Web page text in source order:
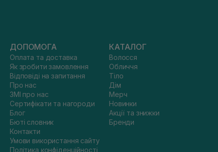
ДОПОМОГА
Оплата та доставка
Як зробити замовлення
Відповіді на запитання
Про нас
ЗМІ про нас
Сертифікати та нагороди
Блог
Бюті словник
Контакти
Умови використання сайту
Політика конфіденційності
КАТАЛОГ
Волосся
Обличчя
Тіло
Дім
Мерч
Новинки
Акції та знижки
Бренди